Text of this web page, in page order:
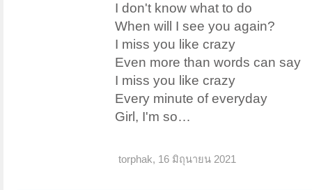
I don't know what to do
When will I see you again?
I miss you like crazy
Even more than words can say
I miss you like crazy
Every minute of everyday
Girl, I'm so…
torphak, 16 มิถุนายน 2021